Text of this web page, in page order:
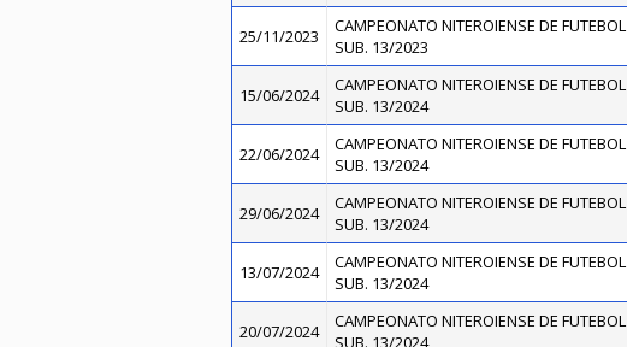
25/11/2023
CAMPEONATO NITEROIENSE DE FUTEBOL
SUB. 13/2023
15/06/2024
CAMPEONATO NITEROIENSE DE FUTEBOL
SUB. 13/2024
22/06/2024
CAMPEONATO NITEROIENSE DE FUTEBOL
SUB. 13/2024
29/06/2024
CAMPEONATO NITEROIENSE DE FUTEBOL
SUB. 13/2024
13/07/2024
CAMPEONATO NITEROIENSE DE FUTEBOL
SUB. 13/2024
20/07/2024
CAMPEONATO NITEROIENSE DE FUTEBOL
SUB. 13/2024